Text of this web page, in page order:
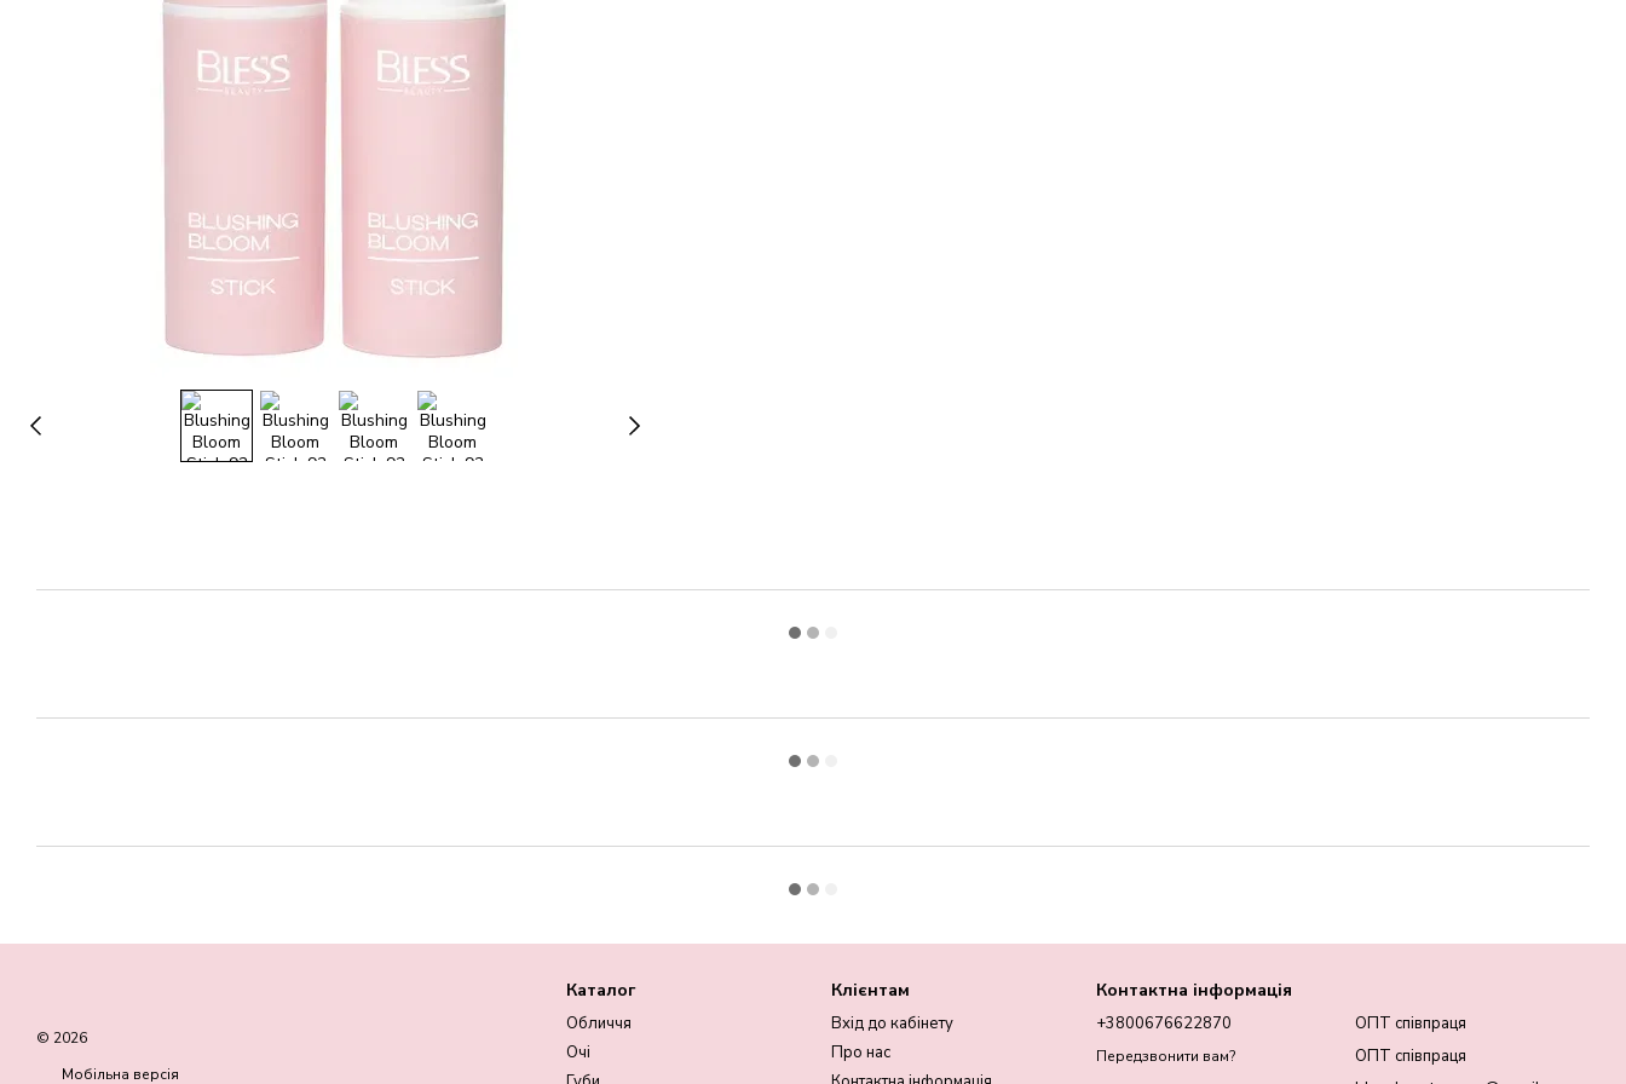
© 2026
Мобільна версія
Каталог
Обличчя
Очі
Клієнтам
Вхід до кабінету
Про нас
Контактна інформація
+3800676622870
Передзвонити вам?
ОПТ співпраця
ОПТ співпраця